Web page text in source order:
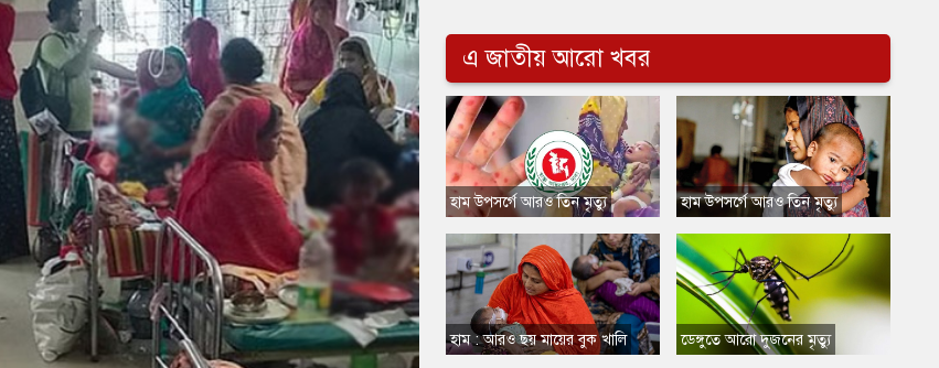
এ জাতীয় আরো খবর
​হাম উপসর্গে আরও তিন মৃত্যু
​হাম : আরও ছয় মায়ের বুক খালি
​হাম উপসর্গে আরও তিন মৃত্যু
​ডেঙ্গুতে আরো দুজনের মৃত্যু